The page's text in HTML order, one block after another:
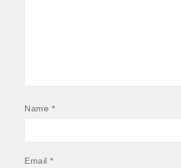
Name *
Email *